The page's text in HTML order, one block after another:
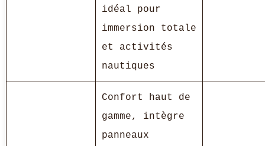
idéal pour
immersion totale
et activités
nautiques
Confort haut de
gamme, intègre
panneaux